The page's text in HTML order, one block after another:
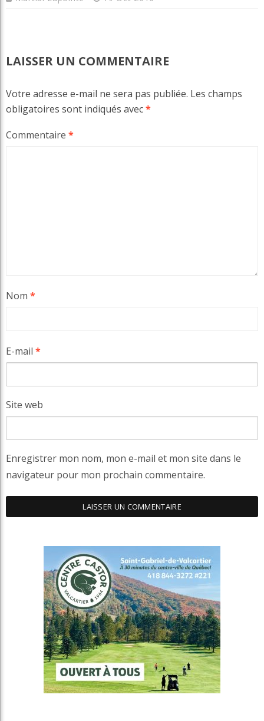
LAISSER UN COMMENTAIRE
Votre adresse e-mail ne sera pas publiée. Les champs
obligatoires sont indiqués avec*
Commentaire *
Nom *
E-mail *
Site web
Enregistrer mon nom, mon e-mail et mon site dans le
navigateur pour mon prochain commentaire.